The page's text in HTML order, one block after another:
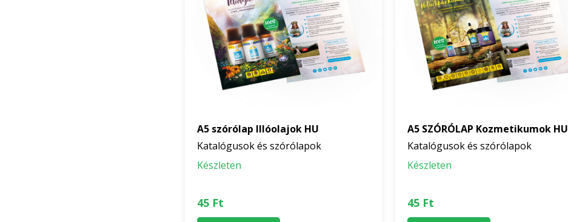
A5 szórólap Illóolajok HU
Katalógusok és szórólapok
Készleten
45 Ft
A5 SZÓRÓLAP Kozmetikumok HU
Katalógusok és szórólapok
Készleten
45 Ft